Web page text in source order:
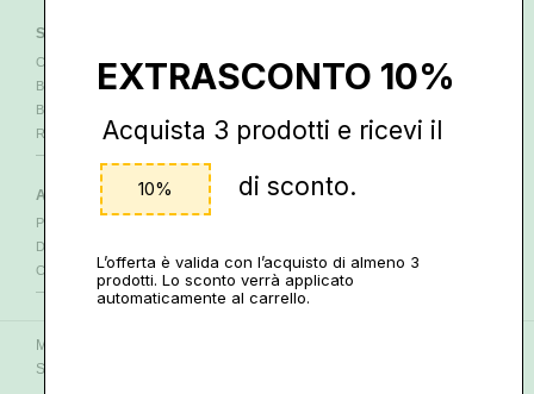
SERVIZI ONLINE
CONTATTI
BLOG
BEENZ
RIVENDITORI
PAGAMENTI
SPEDIZIONI
AREA LEGALE
PRIVACY E COOKIE
DISCLAIMER
CONDIZIONI
SEGUICI
FACEBOOK|INSTAGRAM
Miele Manuka di Ortofrutta Schiavi di Schiavi Romano & C. s.a.s. Via
Scotti da Vigoleno, 44 - 29013 CARPANETO - PI 01087660336
EXTRASCONTO 10%
Acquista 3 prodotti e ricevi il
di sconto.
L’offerta è valida con l’acquisto di almeno 3
prodotti. Lo sconto verrà applicato
automaticamente al carrello.
10%